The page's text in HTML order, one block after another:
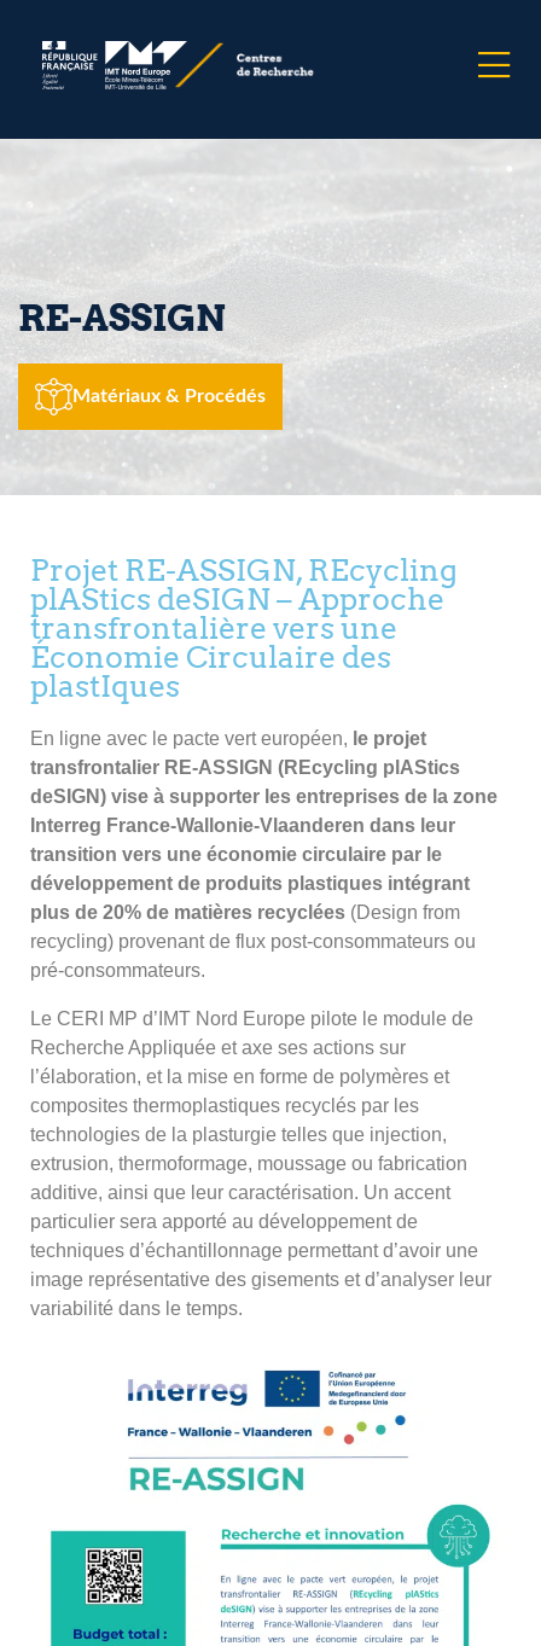
RE-ASSIGN
Matériaux & Procédés
Projet RE-ASSIGN, REcycling
plAStics deSIGN – Approche
transfrontalière vers une
Économie Circulaire des
plastIques
En ligne avec le pacte vert européen, le projet
transfrontalier RE-ASSIGN (REcycling plAStics
deSIGN) vise à supporter les entreprises de la zone
Interreg France-Wallonie-Vlaanderen dans leur
transition vers une économie circulaire par le
développement de produits plastiques intégrant
plus de 20% de matières recyclées (Design from
recycling) provenant de flux post-consommateurs ou
pré-consommateurs.
Le CERI MP d’IMT Nord Europe pilote le module de
Recherche Appliquée et axe ses actions sur
l’élaboration, et la mise en forme de polymères et
composites thermoplastiques recyclés par les
technologies de la plasturgie telles que injection,
extrusion, thermoformage, moussage ou fabrication
additive, ainsi que leur caractérisation. Un accent
particulier sera apporté au développement de
techniques d’échantillonnage permettant d’avoir une
image représentative des gisements et d’analyser leur
variabilité dans le temps.